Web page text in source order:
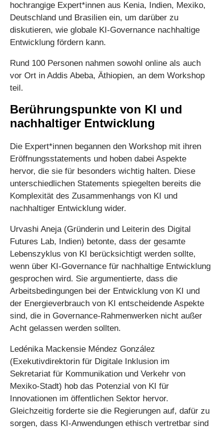
hochrangige Expert*innen aus Kenia, Indien, Mexiko,
Deutschland und Brasilien ein, um darüber zu
diskutieren, wie globale KI-Governance nachhaltige
Entwicklung fördern kann.
Rund 100 Personen nahmen sowohl online als auch
vor Ort in Addis Abeba, Äthiopien, an dem Workshop
teil.
Berührungspunkte von KI und
nachhaltiger Entwicklung
Die Expert*innen begannen den Workshop mit ihren
Eröffnungsstatements und hoben dabei Aspekte
hervor, die sie für besonders wichtig halten. Diese
unterschiedlichen Statements spiegelten bereits die
Komplexität des Zusammenhangs von KI und
nachhaltiger Entwicklung wider.
Urvashi Aneja (Gründerin und Leiterin des Digital
Futures Lab, Indien) betonte, dass der gesamte
Lebenszyklus von KI berücksichtigt werden sollte,
wenn über KI-Governance für nachhaltige Entwicklung
gesprochen wird. Sie argumentierte, dass die
Arbeitsbedingungen bei der Entwicklung von KI und
der Energieverbrauch von KI entscheidende Aspekte
sind, die in Governance-Rahmenwerken nicht außer
Acht gelassen werden sollten.
Ledénika Mackensie Méndez González
(Exekutivdirektorin für Digitale Inklusion im
Sekretariat für Kommunikation und Verkehr von
Mexiko-Stadt) hob das Potenzial von KI für
Innovationen im öffentlichen Sektor hervor.
Gleichzeitig forderte sie die Regierungen auf, dafür zu
sorgen, dass KI-Anwendungen ethisch vertretbar sind